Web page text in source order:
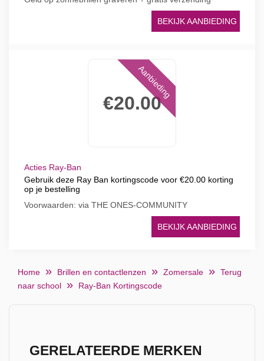
BEKIJK AANBIEDING
€20.00
Aanbieding
Acties Ray-Ban
Gebruik deze Ray Ban kortingscode voor €20.00 korting
op je bestelling
Voorwaarden: via THE ONES-COMMUNITY
BEKIJK AANBIEDING
Home Brillen en contactlenzen Zomersale
Terug
naar school
Ray-Ban Kortingscode
GERELATEERDE MERKEN